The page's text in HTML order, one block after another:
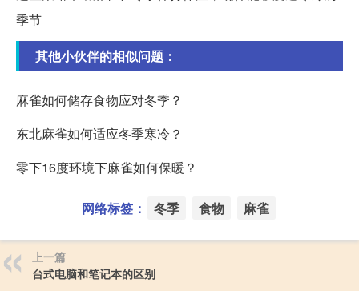
季节
其他小伙伴的相似问题：
麻雀如何储存食物应对冬季？
东北麻雀如何适应冬季寒冷？
零下16度环境下麻雀如何保暖？
网络标签： 冬季 食物 麻雀
上一篇
台式电脑和笔记本的区别